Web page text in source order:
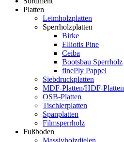
Platten
Leimholzplatten
Sperrholzplatten
Birke
Elliotis Pine
Ceiba
Bootsbau Sperrholz
finePly Pappel
Siebdruckplatten
MDF-Platten/HDF-Platten
OSB-Platten
Tischlerplatten
Spanplatten
Filmsperrholz
Fußboden
Massivholzdielen